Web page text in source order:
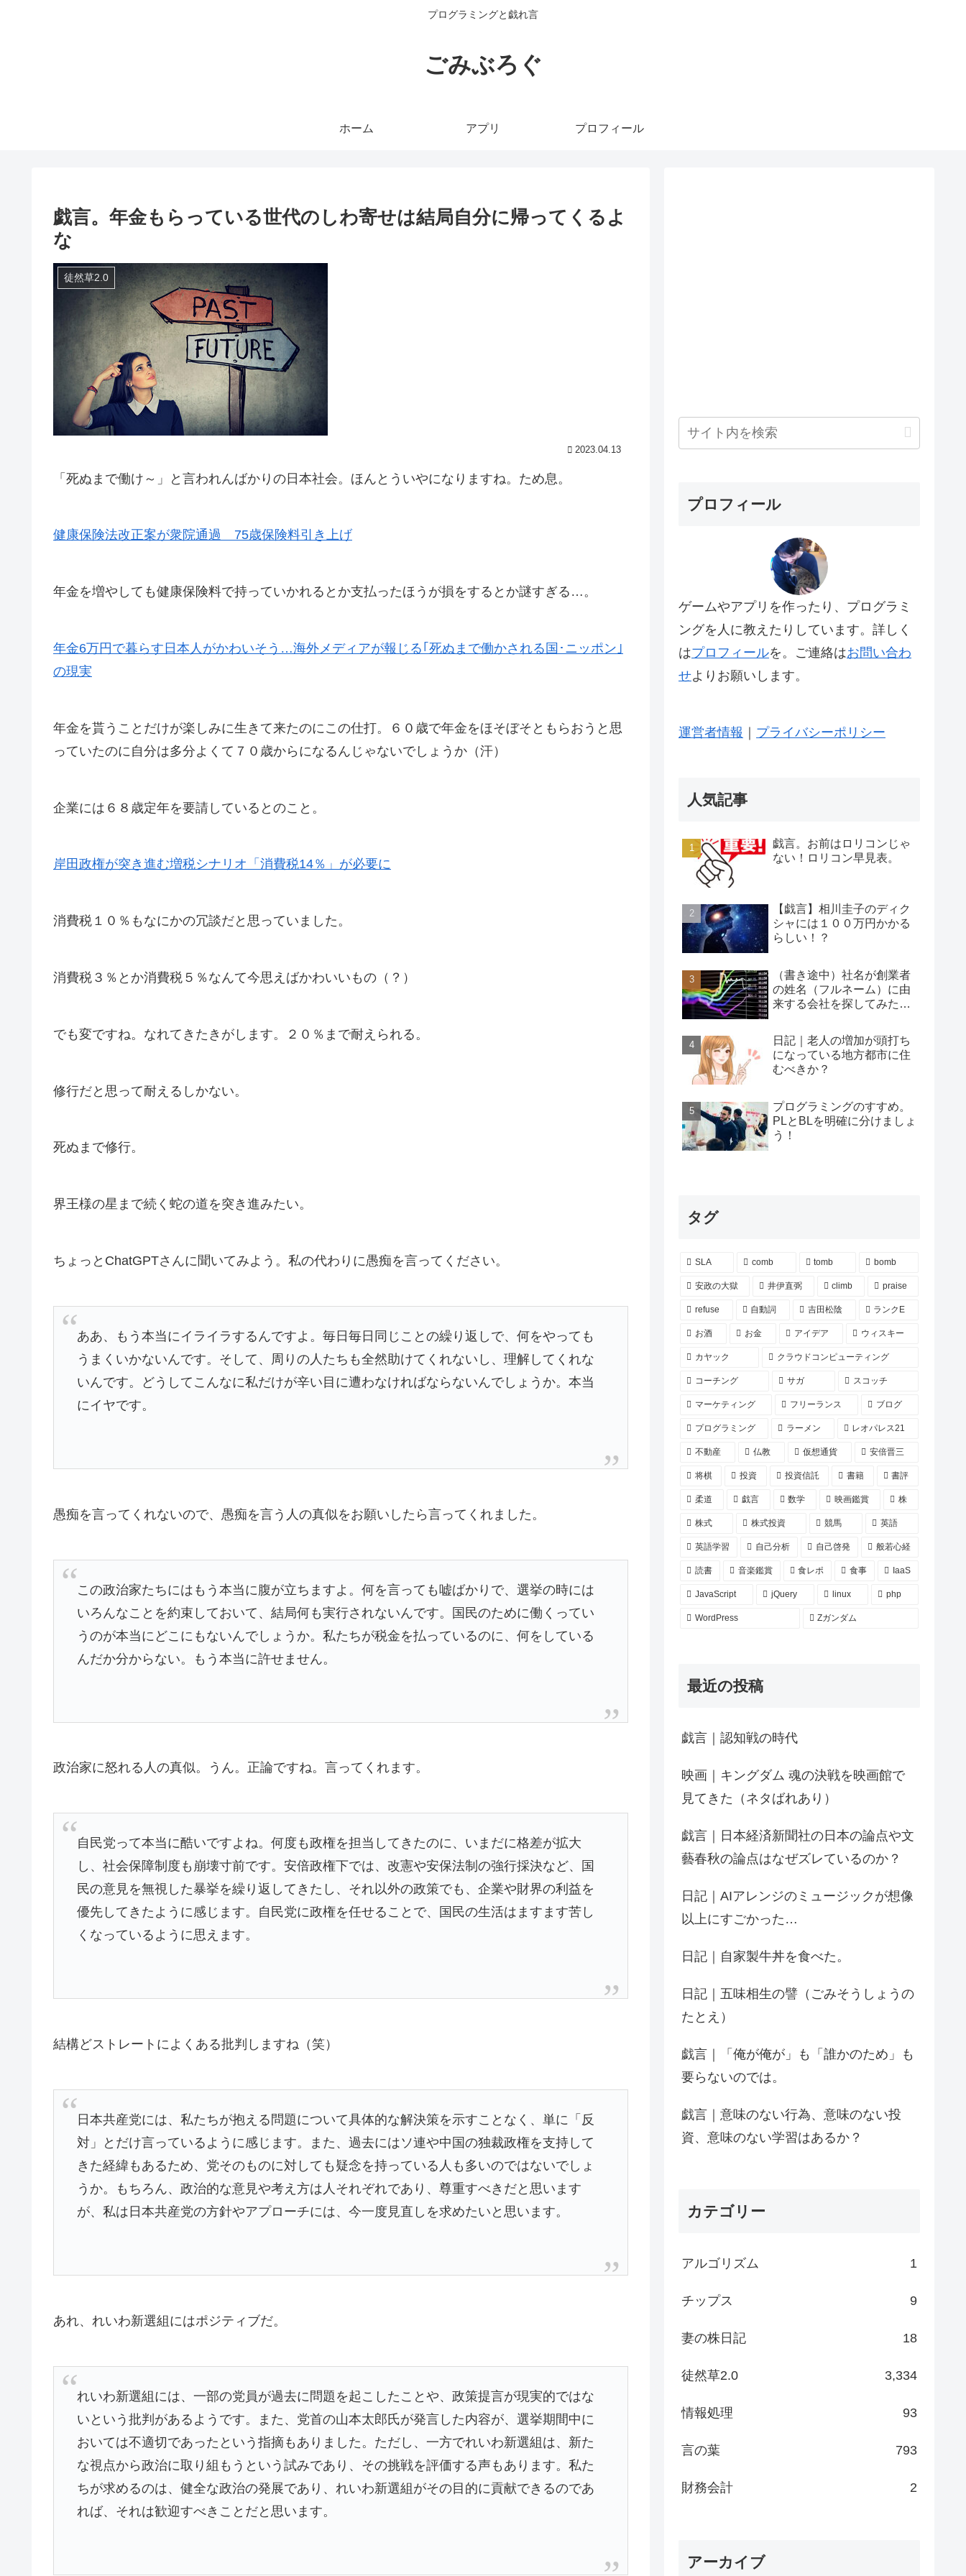
プログラミングと戯れ言
ごみぶろぐ
ホーム アプリ プロフィール
戯言。年金もらっている世代のしわ寄せは結局自分に帰ってくるよ
な
徒然草2.0
2023.04.13
「死ぬまで働け～」と言われんばかりの日本社会。ほんとういやになりますね。ため息。
健康保険法改正案が衆院通過 75歳保険料引き上げ
年金を増やしても健康保険料で持っていかれるとか支払ったほうが損をするとか謎すぎる…。
年金6万円で暮らす日本人がかわいそう…海外メディアが報じる｢死ぬまで働かされる国･ニッポン｣
の現実
年金を貰うことだけが楽しみに生きて来たのにこの仕打。６０歳で年金をほそぼそともらおうと思
っていたのに自分は多分よくて７０歳からになるんじゃないでしょうか（汗）
企業には６８歳定年を要請しているとのこと。
岸田政権が突き進む増税シナリオ「消費税14％」が必要に
消費税１０％もなにかの冗談だと思っていました。
消費税３％とか消費税５％なんて今思えばかわいいもの（？）
でも変ですね。なれてきたきがします。２０％まで耐えられる。
修行だと思って耐えるしかない。
死ぬまで修行。
界王様の星まで続く蛇の道を突き進みたい。
ちょっとChatGPTさんに聞いてみよう。私の代わりに愚痴を言ってください。
ああ、もう本当にイライラするんですよ。毎日毎日同じことの繰り返しで、何をやっても
うまくいかないんです。そして、周りの人たちも全然助けてくれないし、理解してくれな
いんです。どうしてこんなに私だけが辛い目に遭わなければならないんでしょうか。本当
にイヤです。
愚痴を言ってくれないので、愚痴を言う人の真似をお願いしたら言ってくれました。
この政治家たちにはもう本当に腹が立ちますよ。何を言っても嘘ばかりで、選挙の時には
いろんなことを約束しておいて、結局何も実行されないんです。国民のために働くってい
うのが本当にどこにもないんでしょうか。私たちが税金を払っているのに、何をしている
んだか分からない。もう本当に許せません。
政治家に怒れる人の真似。うん。正論ですね。言ってくれます。
自民党って本当に酷いですよね。何度も政権を担当してきたのに、いまだに格差が拡大
し、社会保障制度も崩壊寸前です。安倍政権下では、改憲や安保法制の強行採決など、国
民の意見を無視した暴挙を繰り返してきたし、それ以外の政策でも、企業や財界の利益を
優先してきたように感じます。自民党に政権を任せることで、国民の生活はますます苦し
くなっているように思えます。
結構どストレートによくある批判しますね（笑）
日本共産党には、私たちが抱える問題について具体的な解決策を示すことなく、単に「反
対」とだけ言っているように感じます。また、過去にはソ連や中国の独裁政権を支持して
きた経緯もあるため、党そのものに対しても疑念を持っている人も多いのではないでしょ
うか。もちろん、政治的な意見や考え方は人それぞれであり、尊重すべきだと思います
が、私は日本共産党の方針やアプローチには、今一度見直しを求めたいと思います。
あれ、れいわ新選組にはポジティブだ。
れいわ新選組には、一部の党員が過去に問題を起こしたことや、政策提言が現実的ではな
いという批判があるようです。また、党首の山本太郎氏が発言した内容が、選挙期間中に
おいては不適切であったという指摘もありました。ただし、一方でれいわ新選組は、新た
な視点から政治に取り組もうという試みであり、その挑戦を評価する声もあります。私た
ちが求めるのは、健全な政治の発展であり、れいわ新選組がその目的に貢献できるのであ
れば、それは歓迎すべきことだと思います。
プロフィール
ゲームやアプリを作ったり、プログラミ
ングを人に教えたりしています。詳しく
はプロフィールを。ご連絡はお問い合わ
せよりお願いします。
運営者情報 プライバシーポリシー
人気記事
戯言。お前はロリコンじゃ
ない！ロリコン早見表。
【戯言】相川圭子のディク
シャには１００万円かかる
らしい！？
（書き途中）社名が創業者
の姓名（フルネーム）に由
来する会社を探してみた…
日記｜老人の増加が頭打ち
になっている地方都市に住
むべきか？
プログラミングのすすめ。
PLとBLを明確に分けましょ
う！
タグ
SLA comb tomb bomb
安政の大獄 井伊直弼 climb praise
refuse 自動詞 吉田松陰 ランクE
お酒 お金 アイデア ウィスキー
カヤック クラウドコンピューティング
コーチング サガ スコッチ
マーケティング フリーランス ブログ
プログラミング ラーメン レオパレス21
不動産 仏教 仮想通貨 安倍晋三
将棋 投資 投資信託 書籍 書評
柔道 戯言 数学 映画鑑賞 株
株式 株式投資 競馬 英語
英語学習 自己分析 自己啓発 般若心経
読書 音楽鑑賞 食レポ 食事 IaaS
JavaScript jQuery linux php
WordPress Zガンダム
最近の投稿
戯言｜認知戦の時代
映画｜キングダム 魂の決戦を映画館で
見てきた（ネタばれあり）
戯言｜日本経済新聞社の日本の論点や文
藝春秋の論点はなぜズレているのか？
日記｜AIアレンジのミュージックが想像
以上にすごかった…
日記｜自家製牛丼を食べた。
日記｜五味相生の譬（ごみそうしょうの
たとえ）
戯言｜「俺が俺が」も「誰かのため」も
要らないのでは。
戯言｜意味のない行為、意味のない投
資、意味のない学習はあるか？
カテゴリー
アルゴリズム 1
チップス 9
妻の株日記 18
徒然草2.0 3,334
情報処理 93
言の葉 793
財務会計 2
アーカイブ